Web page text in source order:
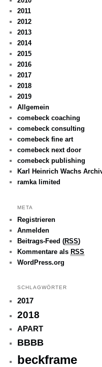
2011
2012
2013
2014
2015
2016
2017
2018
2019
Allgemein
comebeck coaching
comebeck consulting
comebeck fine art
comebeck next door
comebeck publishing
Karl Heinrich Wachs
ramka limited
META
Registrieren
Anmelden
Beitrags-Feed (RSS)
Kommentare alsRSS
WordPress.org
SCHLAGWÖRTER
2017
2018
APART
BBBB
beckframe